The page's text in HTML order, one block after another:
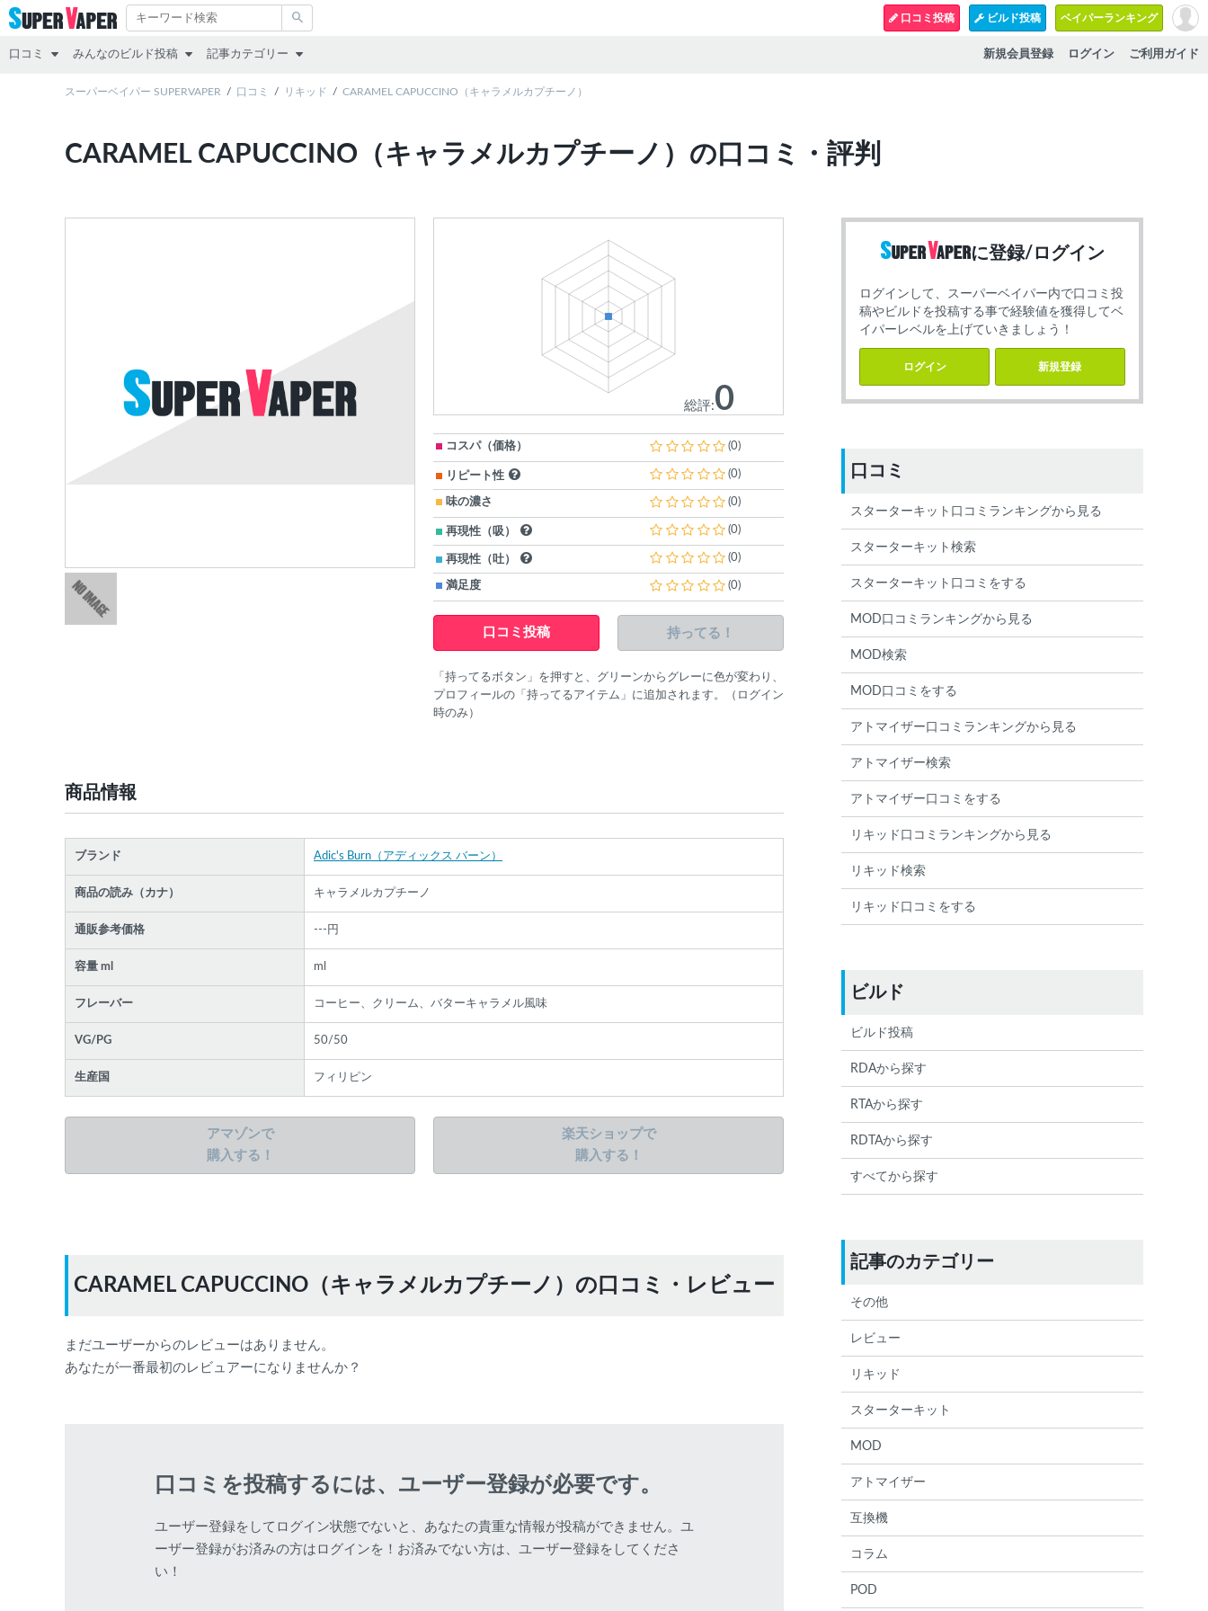
口コミ投稿 ビルド投稿 ベイパーランキング
ご利用ガイド
ログイン
新規会員登録
口コミ
スターターキット
みんなのビルド投稿
RDA
記事カテゴリー
その他
POD
スーパーベイパー SUPERVAPER 口コミ リキッド CARAMEL CAPUCCINO（キャラメルカプチーノ）
CARAMEL CAPUCCINO（キャラメルカプチーノ）の口コミ・評判
総評:0
コスパ（価格） (0)
リピート性 (0)
味の濃さ (0)
再現性（吸） (0)
再現性（吐） (0)
満足度 (0)
口コミ投稿 持ってる！
「持ってるボタン」を押すと、グリーンからグレーに色が変わり、
プロフィールの「持ってるアイテム」に追加されます。（ログイン
時のみ）
商品情報
ブランド Adic's Burn（アディックス バーン）
商品の読み（カナ） キャラメルカプチーノ
通販参考価格 ---円
容量 ml ml
フレーバー コーヒー、クリーム、バターキャラメル風味
VG/PG 50/50
生産国 フィリピン
アマゾンで
購入する！
楽天ショップで
購入する！
CARAMEL CAPUCCINO（キャラメルカプチーノ）の口コミ・レビュー
まだユーザーからのレビューはありません。
あなたが一番最初のレビュアーになりませんか？
口コミを投稿するには、ユーザー登録が必要です。
ユーザー登録をしてログイン状態でないと、あなたの貴重な情報が投稿ができません。ユ
ーザー登録がお済みの方はログインを！お済みでない方は、ユーザー登録をしてくださ
い！
に登録/ログイン
ログインして、スーパーベイパー内で口コミ投
稿やビルドを投稿する事で経験値を獲得してベ
イパーレベルを上げていきましょう！
ログイン 新規登録
口コミ
スターターキット口コミランキングから見る
スターターキット検索
スターターキット口コミをする
MOD口コミランキングから見る
MOD検索
MOD口コミをする
アトマイザー口コミランキングから見る
アトマイザー検索
アトマイザー口コミをする
リキッド口コミランキングから見る
リキッド検索
リキッド口コミをする
ビルド
ビルド投稿
RDAから探す
RTAから探す
RDTAから探す
すべてから探す
記事のカテゴリー
その他
レビュー
リキッド
スターターキット
MOD
アトマイザー
互換機
コラム
POD
検索する